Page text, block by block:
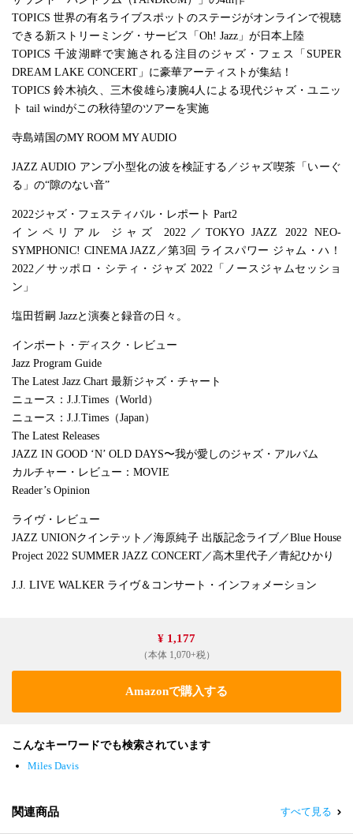
TOPICS 世界の有名ライブスポットのステージがオンラインで視聴
できる新ストリーミング・サービス「Oh! Jazz」が日本上陸
TOPICS 千波湖畔で実施される注目のジャズ・フェス「SUPER
DREAM LAKE CONCERT」に豪華アーティストが集結！
TOPICS 鈴木禎久、三木俊雄ら凄腕4人による現代ジャズ・ユニッ
ト tail windがこの秋待望のツアーを実施
寺島靖国のMY ROOM MY AUDIO
JAZZ AUDIO アンプ小型化の波を検証する／ジャズ喫茶「いーぐ
る」の“隙のない音”
2022ジャズ・フェスティバル・レポート Part2
インペリアル ジャズ 2022／TOKYO JAZZ 2022 NEO-
SYMPHONIC! CINEMA JAZZ／第3回 ライスパワー ジャム・ハ！
2022／サッポロ・シティ・ジャズ 2022「ノースジャムセッショ
ン」
塩田哲嗣 Jazzと演奏と録音の日々。
インポート・ディスク・レビュー
Jazz Program Guide
The Latest Jazz Chart 最新ジャズ・チャート
ニュース：J.J.Times（World）
ニュース：J.J.Times（Japan）
The Latest Releases
JAZZ IN GOOD ‘N’ OLD DAYS〜我が愛しのジャズ・アルバム
カルチャー・レビュー：MOVIE
Reader’s Opinion
ライヴ・レビュー
JAZZ UNIONクインテット／海原純子 出版記念ライブ／Blue House
Project 2022 SUMMER JAZZ CONCERT／高木里代子／青紀ひかり
J.J. LIVE WALKER ライヴ＆コンサート・インフォメーション
¥ 1,177
（本体 1,070+税）
Amazonで購入する
こんなキーワードでも検索されています
Miles Davis
関連商品 すべて見る